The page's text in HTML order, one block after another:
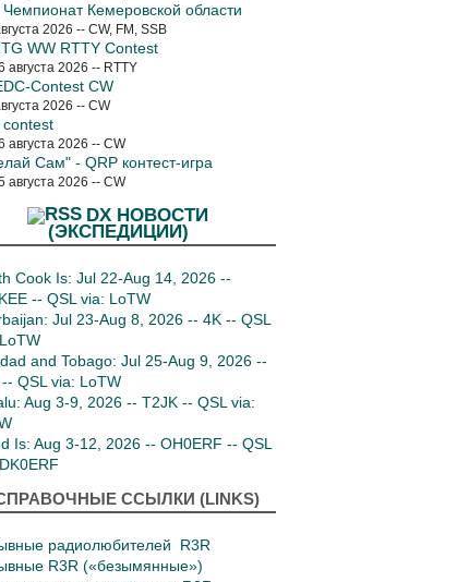
Кемеровской области
2026 -- CW, FM, SSB
WW RTTY Contest
августа 2026 -- RTTY
Contest CW
2026 -- CW
contest
августа 2026 -- CW
Сам" - QRP контест-игра
августа 2026 -- CW
DX НОВОСТИ
(ЭКСПЕДИЦИИ)
Cook Is: Jul 22-Aug 14, 2026 --
-- QSL via: LoTW
Jul 23-Aug 8, 2026 -- 4K -- QSL
and Tobago: Jul 25-Aug 9, 2026 --
QSL via: LoTW
Aug 3-9, 2026 -- T2JK -- QSL via:
Is: Aug 3-12, 2026 -- OH0ERF -- QSL
ССЫЛКИ (LINKS)
радиолюбителей R3R
R3R («безымянные»)